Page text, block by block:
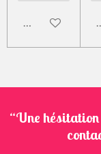
Ajouter au
“Une hésitation